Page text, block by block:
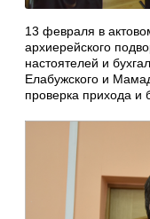
13 февраля в
архиерейского
настоятелей и
Елабужского и
проверка прихода и